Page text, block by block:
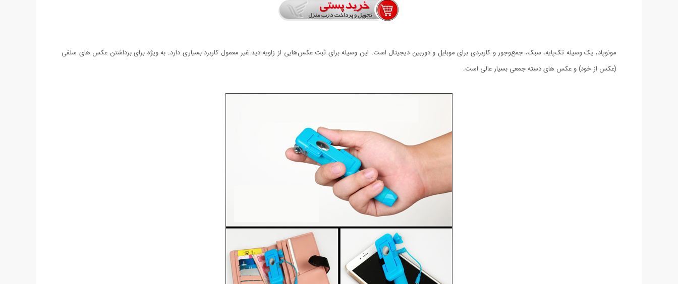
مونوپاد، یک وسیله تک‌پایه‌، سبک، جمع‌وجور و کاربردی برای موبایل و دوربین دیجیتال است. این وسیله برای ثبت عکس‌هایی از زاویه دید غیر معمول کاربرد بسیاری دارد. به ویژه برای برداشتن عکس‌ های سلفی
(عکس از خود) و عکس های دسته جمعی بسیار عالی است.